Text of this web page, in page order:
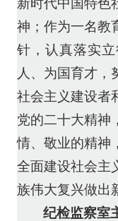
神；作为一名教
针，认真落实
人、为国育才，
社会主义建设者
党的二十大精神
情、敬业的精神
全面建设社会主
族伟大复兴做出
纪检监察室